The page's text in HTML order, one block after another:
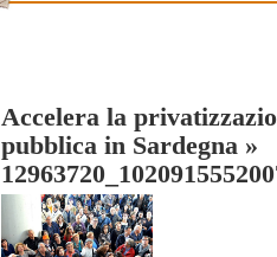
Accelera la
pubblica in Sardegna »